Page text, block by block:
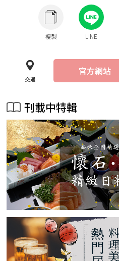
複製 LINE
交通
官方網站
刊載中特輯